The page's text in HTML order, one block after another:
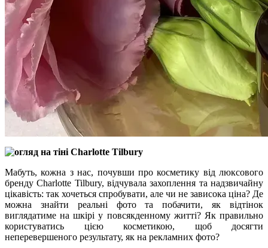
Мабуть, кожна з нас, почувши про косметику від люксового
бренду Charlotte Tilbury, відчувала захоплення та надзвичайну
цікавість: так хочеться спробувати, але чи не зависока ціна? Де
можна знайти реальні фото та побачити, як відтінок
виглядатиме на шкірі у повсякденному житті? Як правильно
користуватись цією косметикою, щоб досягти
неперевершеного результату, як на рекламних фото?